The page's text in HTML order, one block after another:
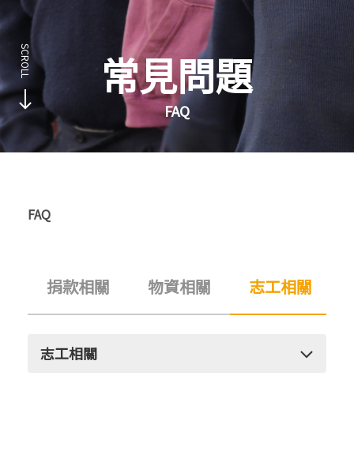
常見問題
FAQ
FAQ
捐款相關 物資相關 志工相關
志工相關